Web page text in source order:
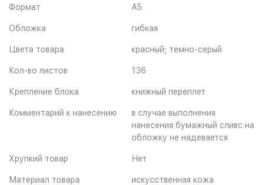
Формат A5
Обложка гибкая
Цвета товара красный; темно-серый
Кол-во листов 136
Крепление блока книжный переплет
Комментарий к нанесению
в случае выполнения
нанесения бумажный сливс на
обложку не надевается
Хрупкий товар Нет
Материал товара искусственная кожа